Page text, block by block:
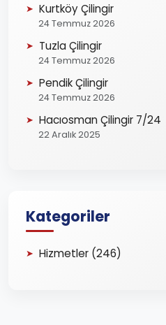
Kurtköy Çilingir
24 Temmuz 2026
Tuzla Çilingir
24 Temmuz 2026
Pendik Çilingir
24 Temmuz 2026
Hacıosman Çilingir 7/24
22 Aralık 2025
Kategoriler
Hizmetler (246)